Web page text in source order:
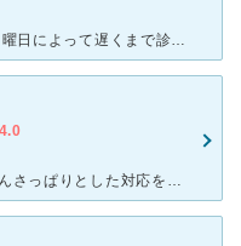
子宮内膜症で何年も受診しています。 曜日によって遅くまで診察しているので、仕事終わりにも行けて助かっています。 先生はあっさりとした方ではじめて受診される方は怖い印象を受けるかもしれませんが、
4.0
受付をはじめ、看護師、医師、みなさんさっぱりとした対応をされます。混み合ってる時は仕方ないのですが、話を聞いて欲しい！という人は合わないかもしれないです。 医師は質問したことだけに答え、余計なことは